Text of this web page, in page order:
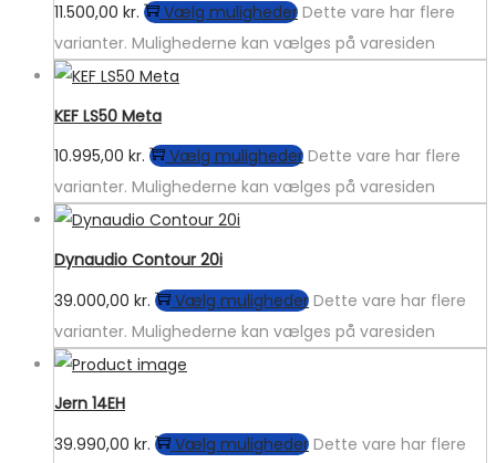
11.500,00 kr. Vælg muligheder Dette vare har flere
varianter. Mulighederne kan vælges på varesiden
KEF LS50 Meta
10.995,00 kr. Vælg muligheder Dette vare har flere
varianter. Mulighederne kan vælges på varesiden
Dynaudio Contour 20i
39.000,00 kr. Vælg muligheder Dette vare har flere
varianter. Mulighederne kan vælges på varesiden
Jern 14EH
39.990,00 kr. Vælg muligheder Dette vare har flere